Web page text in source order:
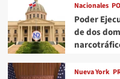
Nacionales
Poder
de dos
Nueva York